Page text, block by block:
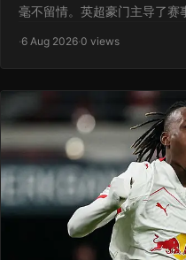
毫不留情。英超豪门主导了
·6 Aug 2026·0 views